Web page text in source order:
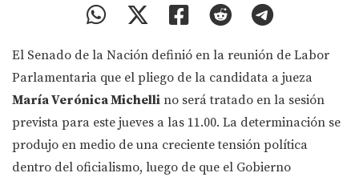
El Senado de la Nación definió en la reunión de Labor
Parlamentaria que el pliego de la candidata a jueza
María Verónica Michelli no será tratado en la sesión
prevista para este jueves a las 11.00. La determinación se
produjo en medio de una creciente tensión política
dentro del oficialismo, luego de que el Gobierno